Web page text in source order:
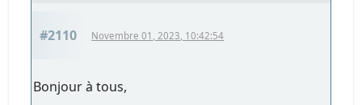
#2110 Novembre 01, 2023, 10:42:54
Bonjour à tous,